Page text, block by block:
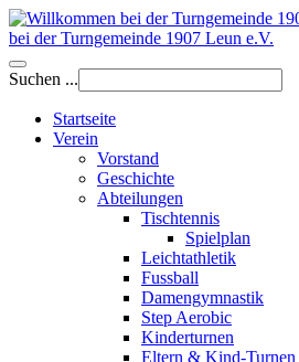
bei der Turngemeinde 1907 Leun e.V.
Suchen ...
Startseite
Verein
Vorstand
Geschichte
Abteilungen
Tischtennis
Spielplan
Leichtathletik
Fussball
Damengymnastik
Step Aerobic
Kinderturnen
Eltern & Kind-Turnen